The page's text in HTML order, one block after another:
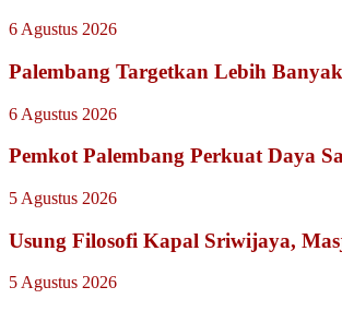
6 Agustus 2026
Palembang Targetkan Lebih
6 Agustus 2026
Pemkot Palembang Perkuat Daya
5 Agustus 2026
Usung Filosofi Kapal Sriwijaya,
5 Agustus 2026